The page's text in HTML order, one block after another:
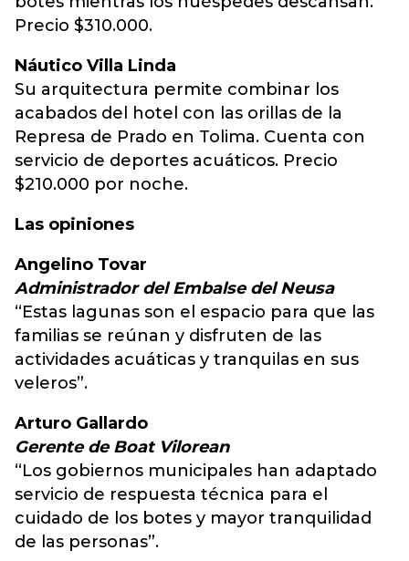
Precio $310.000.
Náutico Villa Linda
Su arquitectura permite combinar los
acabados del hotel con las orillas de la
Represa de Prado en Tolima. Cuenta con
servicio de deportes acuáticos. Precio
$210.000 por noche.
Las opiniones
Angelino Tovar
Administrador del Embalse del Neusa
“Estas lagunas son el espacio para que las
familias se reúnan y disfruten de las
actividades acuáticas y tranquilas en sus
veleros”.
Arturo Gallardo
Gerente de Boat Vilorean
“Los gobiernos municipales han adaptado
servicio de respuesta técnica para el
cuidado de los botes y mayor tranquilidad
de las personas”.